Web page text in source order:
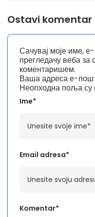
Ostavi komentar
Ваша адреса е-
Неопходна поља су
Komentar*
Ime*
Email adresa*
Сачувај моје име,
прегледачу веба за
коментаришем.